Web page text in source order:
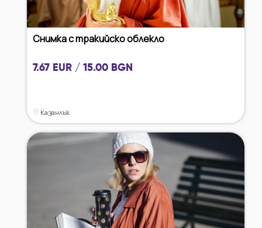
Снимка с тракийско облекло
7.67 EUR / 15.00 BGN
Казанлък